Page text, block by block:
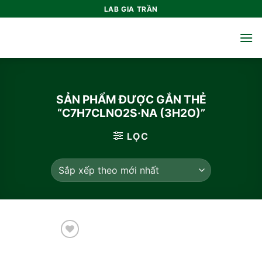
qua
LAB GIA TRẦN
SẢN PHẨM ĐƯỢC GẮN THẺ
“C7H7CLNO2S·NA (3H2O)”
LỌC